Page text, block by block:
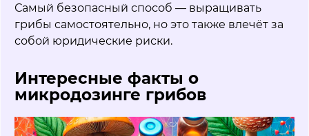
Самый безопасный способ — выращивать
грибы самостоятельно, но это также влечёт за
собой юридические риски.
Интересные факты о
микродозинге грибов